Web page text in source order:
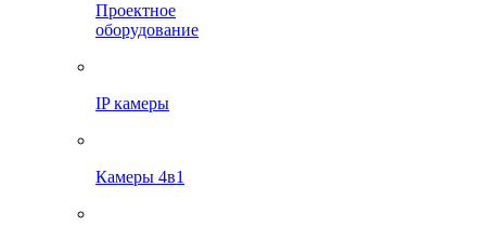
Проектное
оборудование
IP камеры
Камеры 4в1